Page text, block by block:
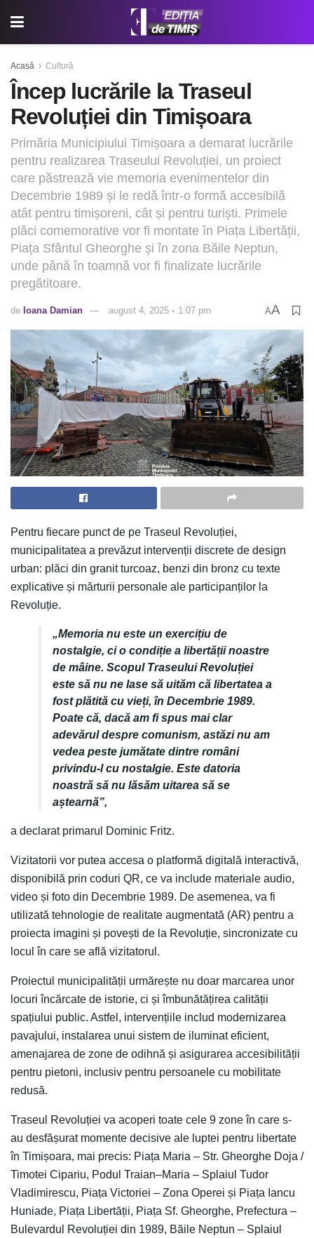
Acasă Cultură
Încep lucrările la Traseul
Revoluției din Timișoara
Primăria Municipiului Timișoara a demarat lucrările
pentru realizarea Traseului Revoluției, un proiect
care păstrează vie memoria evenimentelor din
Decembrie 1989 și le redă într-o formă accesibilă
atât pentru timișoreni, cât și pentru turiști. Primele
plăci comemorative vor fi montate în Piața Libertății,
Piața Sfântul Gheorghe și în zona Băile Neptun,
unde până în toamnă vor fi finalizate lucrările
pregătitoare.
de Ioana Damian august 4, 2025 ◦ 1:07 pm AA
Pentru fiecare punct de pe Traseul Revoluției,
municipalitatea a prevăzut intervenții discrete de design
urban: plăci din granit turcoaz, benzi din bronz cu texte
explicative și mărturii personale ale participanților la
Revoluție.
„Memoria nu este un exercițiu de
nostalgie, ci o condiție a libertății noastre
de mâine. Scopul Traseului Revoluției
este să nu ne lase să uităm că libertatea a
fost plătită cu vieți, în Decembrie 1989.
Poate că, dacă am fi spus mai clar
adevărul despre comunism, astăzi nu am
vedea peste jumătate dintre români
privindu-l cu nostalgie. Este datoria
noastră să nu lăsăm uitarea să se
aștearnă”,
a declarat primarul Dominic Fritz.
Vizitatorii vor putea accesa o platformă digitală interactivă,
disponibilă prin coduri QR, ce va include materiale audio,
video și foto din Decembrie 1989. De asemenea, va fi
utilizată tehnologie de realitate augmentată (AR) pentru a
proiecta imagini și povești de la Revoluție, sincronizate cu
locul în care se află vizitatorul.
Proiectul municipalității urmărește nu doar marcarea unor
locuri încărcate de istorie, ci și îmbunătățirea calității
spațiului public. Astfel, intervențiile includ modernizarea
pavajului, instalarea unui sistem de iluminat eficient,
amenajarea de zone de odihnă și asigurarea accesibilității
pentru pietoni, inclusiv pentru persoanele cu mobilitate
redusă.
Traseul Revoluției va acoperi toate cele 9 zone în care s-
au desfășurat momente decisive ale luptei pentru libertate
în Timișoara, mai precis: Piața Maria – Str. Gheorghe Doja /
Timotei Cipariu, Podul Traian–Maria – Splaiul Tudor
Vladimirescu, Piața Victoriei – Zona Operei și Piața Iancu
Huniade, Piața Libertății, Piața Sf. Gheorghe, Prefectura –
Bulevardul Revoluției din 1989, Băile Neptun – Splaiul